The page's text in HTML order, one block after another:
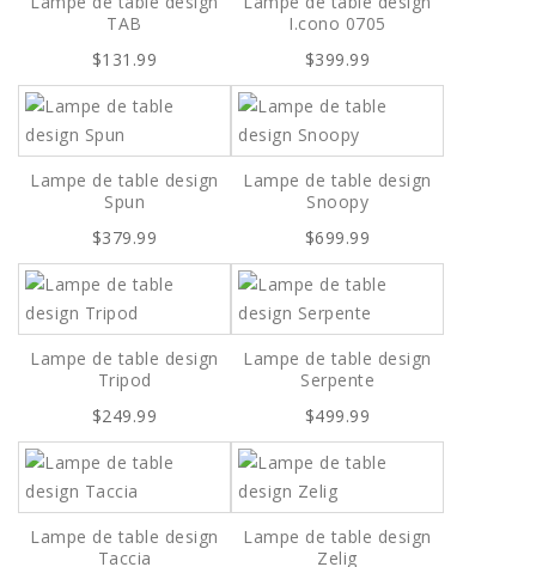
TAB
$131.99
I.cono 0705
$399.99
Lampe de table design
Spun
$379.99
Lampe de table design
Snoopy
$699.99
Lampe de table design
Tripod
$249.99
Lampe de table design
Serpente
$499.99
Lampe de table design
Taccia
Lampe de table design
Zelig